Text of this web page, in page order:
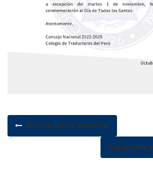
Publicación anterior
Siguiente